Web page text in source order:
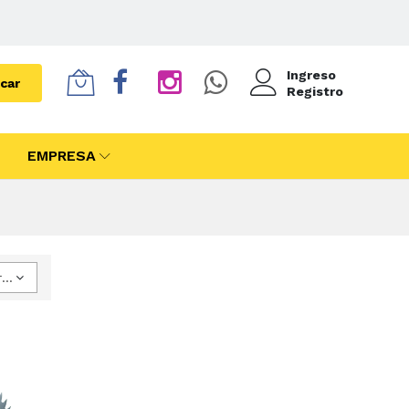
Ingreso
Registro
EMPRESA
Ordenar por Precio